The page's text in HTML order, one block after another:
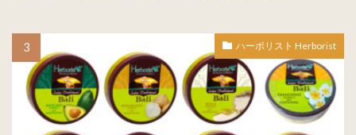
ハーボリスト Herborist